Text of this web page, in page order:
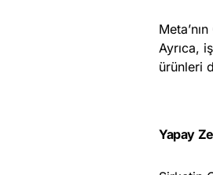
Ayrıca,
ürünleri
Yapay